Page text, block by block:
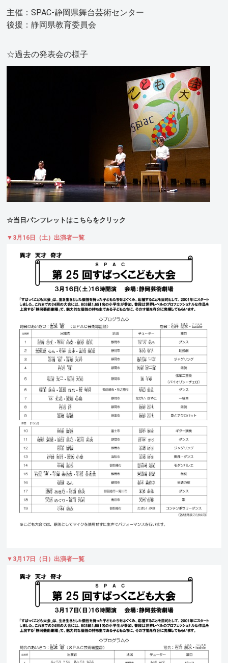
主催：SPAC-静岡県舞台芸術センター
後援：静岡県教育委員会
☆過去の発表会の様子
☆当日パンフレットはこちらをクリック
▼3月16日（土）出演者一覧
▼3月17日（日）出演者一覧